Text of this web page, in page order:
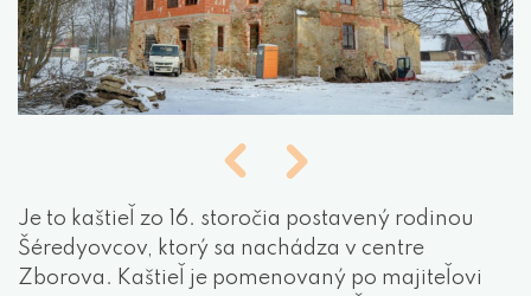
Je to kaštieľ zo 16. storočia postavený rodinou
Šéredyovcov, ktorý sa nachádza v centre
Zborova. Kaštieľ je pomenovaný po majiteľovi